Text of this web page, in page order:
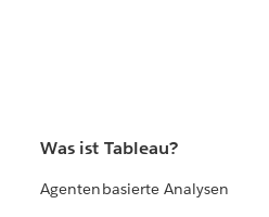
Was ist Tableau?
Agentenbasierte Analysen